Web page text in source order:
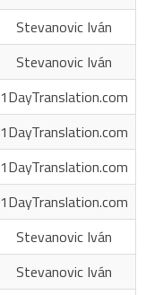
Stevanovic Iván
Stevanovic Iván
1DayTranslation.com
1DayTranslation.com
1DayTranslation.com
1DayTranslation.com
Stevanovic Iván
Stevanovic Iván